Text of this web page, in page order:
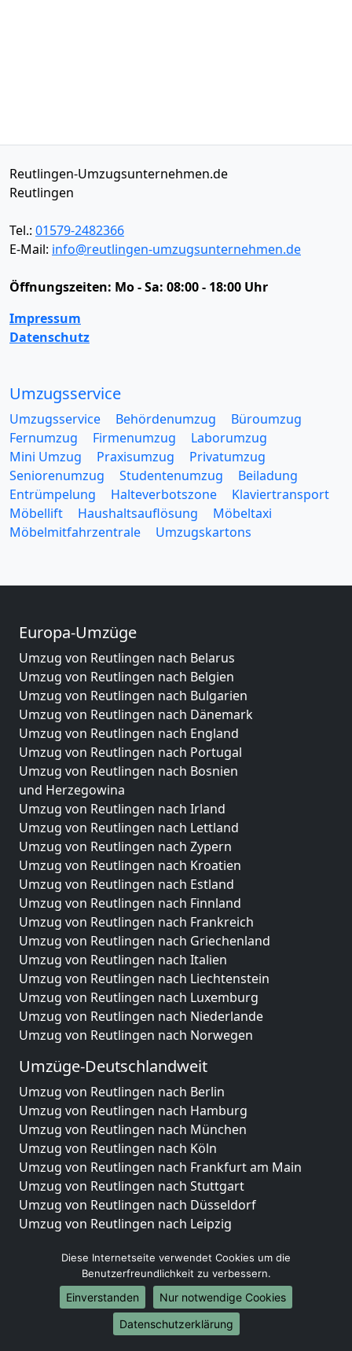
Reutlingen-Umzugsunternehmen.de
Reutlingen
Tel.: 01579-2482366
E-Mail: info@reutlingen-umzugsunternehmen.de
Öffnungszeiten: Mo - Sa: 08:00 - 18:00 Uhr
Impressum
Datenschutz
Umzugsservice
Umzugsservice Behördenumzug
Büroumzug
Fernumzug
Firmenumzug
Laborumzug
Mini Umzug
Praxisumzug
Privatumzug
Seniorenumzug
Studentenumzug
Beiladung
Entrümpelung
Halteverbotszone
Klaviertransport
Möbellift
Haushaltsauflösung
Möbeltaxi
Möbelmitfahrzentrale
Umzugskartons
Europa-Umzüge
Umzug von Reutlingen nach Belarus
Umzug von Reutlingen nach Belgien
Umzug von Reutlingen nach Bulgarien
Umzug von Reutlingen nach Dänemark
Umzug von Reutlingen nach England
Umzug von Reutlingen nach Portugal
Umzug von Reutlingen nach Bosnien
und Herzegowina
Umzug von Reutlingen nach Irland
Umzug von Reutlingen nach Lettland
Umzug von Reutlingen nach Zypern
Umzug von Reutlingen nach Kroatien
Umzug von Reutlingen nach Estland
Umzug von Reutlingen nach Finnland
Umzug von Reutlingen nach Frankreich
Umzug von Reutlingen nach Griechenland
Umzug von Reutlingen nach Italien
Umzug von Reutlingen nach Liechtenstein
Umzug von Reutlingen nach Luxemburg
Umzug von Reutlingen nach Niederlande
Umzug von Reutlingen nach Norwegen
Umzüge-Deutschlandweit
Umzug von Reutlingen nach Berlin
Umzug von Reutlingen nach Hamburg
Umzug von Reutlingen nach München
Umzug von Reutlingen nach Köln
Umzug von Reutlingen nach Frankfurt am Main
Umzug von Reutlingen nach Stuttgart
Umzug von Reutlingen nach Düsseldorf
Umzug von Reutlingen nach Leipzig
Umzug von Reutlingen nach Essen
Umzug von Reutlingen nach Bremen
Umzug von Reutlingen nach Dresden
Umzug von Reutlingen nach Hannover
Umzug von Reutlingen nach Nürnberg
Diese Internetseite verwendet Cookies um die
Benutzerfreundlichkeit zu verbessern.
Einverstanden
Nur notwendige Cookies
Datenschutzerklärung